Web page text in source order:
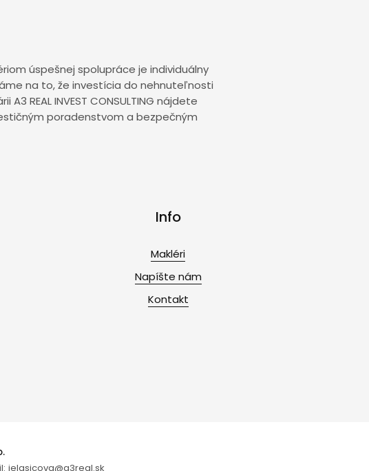
úspešnej spolupráce je individuálny
na to, že investícia do nehnuteľnosti
REAL INVEST CONSULTING nájdete
poradenstvom a bezpečným
Info
Makléri
Napíšte nám
Kontakt
jelasicova@a3real.sk